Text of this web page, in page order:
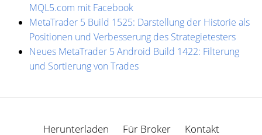
MQL5.com mit Facebook
MetaTrader 5 Build 1525: Darstellung der Historie als
Positionen und Verbesserung des Strategietesters
Neues MetaTrader 5 Android Build 1422: Filterung
und Sortierung von Trades
Herunterladen Für Broker Kontakt